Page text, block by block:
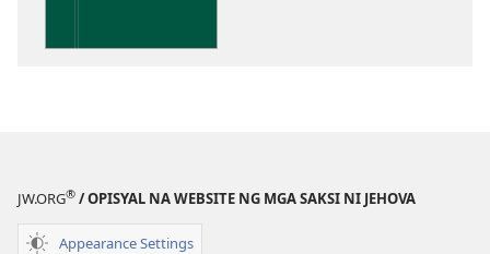
JW.ORG® / OPISYAL NA WEBSITE NG MGA SAKSI NI JEHOVA
Appearance Settings